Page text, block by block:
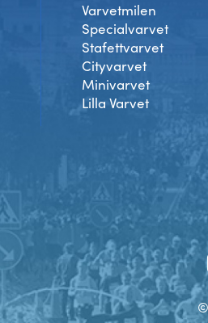
Varvetmilen
Specialvarvet
Stafettvarvet
Cityvarvet
Minivarvet
Lilla Varvet